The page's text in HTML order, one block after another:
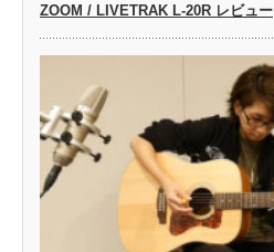
ZOOM / LIVETRAK L-20R レビュー